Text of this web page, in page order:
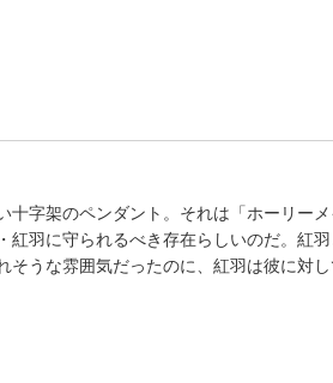
十字架のペンダント。それは「ホーリー
紅羽に守られるべき存在らしいのだ。紅
そうな雰囲気だったのに、紅羽は彼に対